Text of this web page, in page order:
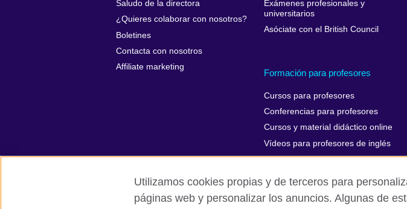
Saludo de la directora
¿Quieres colaborar con nosotros?
Boletines
Contacta con nosotros
Affiliate marketing
Exámenes profesionales y
universitarios
Asóciate con el British Council
Formación para profesores
Cursos para profesores
Conferencias para profesores
Cursos y material didáctico online
Vídeos para profesores de inglés
British Council Global Privacidad Aviso Legal Cookies
Utilizamos cookies propias y de terceros para
páginas web y personalizar los anuncios. Algunas de